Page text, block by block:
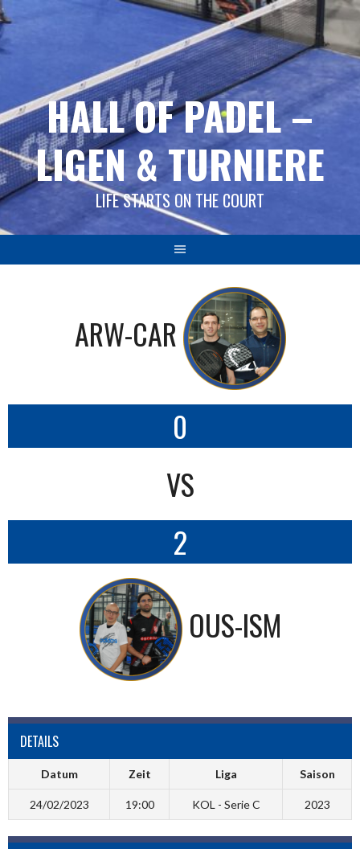
Springe
zum
Inhalt
HALL OF PADEL –
LIGEN & TURNIERE
LIFE STARTS ON THE COURT
ARW-CAR
0
VS
2
OUS-ISM
DETAILS
Datum Zeit Liga Saison
24/02/2023 19:00 KOL - Serie C 2023